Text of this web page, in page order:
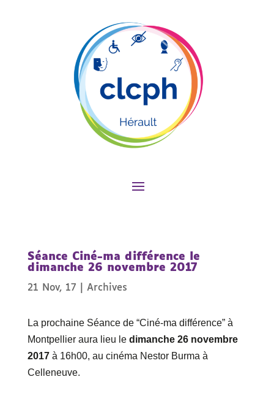
Séance Ciné-ma différence le
dimanche 26 novembre 2017
21 Nov, 17 Archives
La prochaine Séance de “Ciné-ma différence” à
Montpellier aura lieu le dimanche 26 novembre
2017à 16h00, au cinéma Nestor Burma à
Celleneuve.